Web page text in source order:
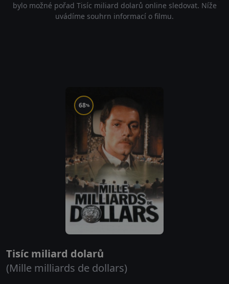
bylo možné pořad Tisíc miliard dolarů online sledovat. Níže
uvádíme souhrn informací o filmu.
68%
Tisíc miliard dolarů
(Mille milliards de dollars)